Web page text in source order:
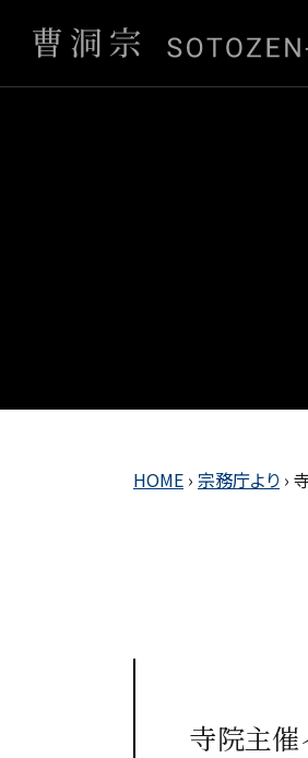
HOME › 宗務庁より ›
寺院主